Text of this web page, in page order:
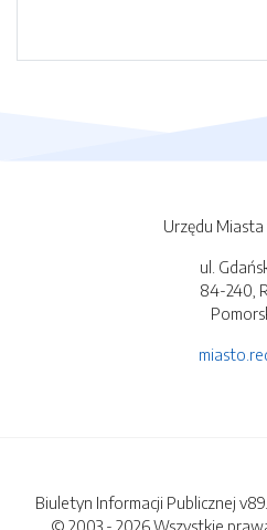
Urzędu
ul.
84-240,
Biuletyn Informacji Publicznej
© 2003 - 2026 Wszystkie